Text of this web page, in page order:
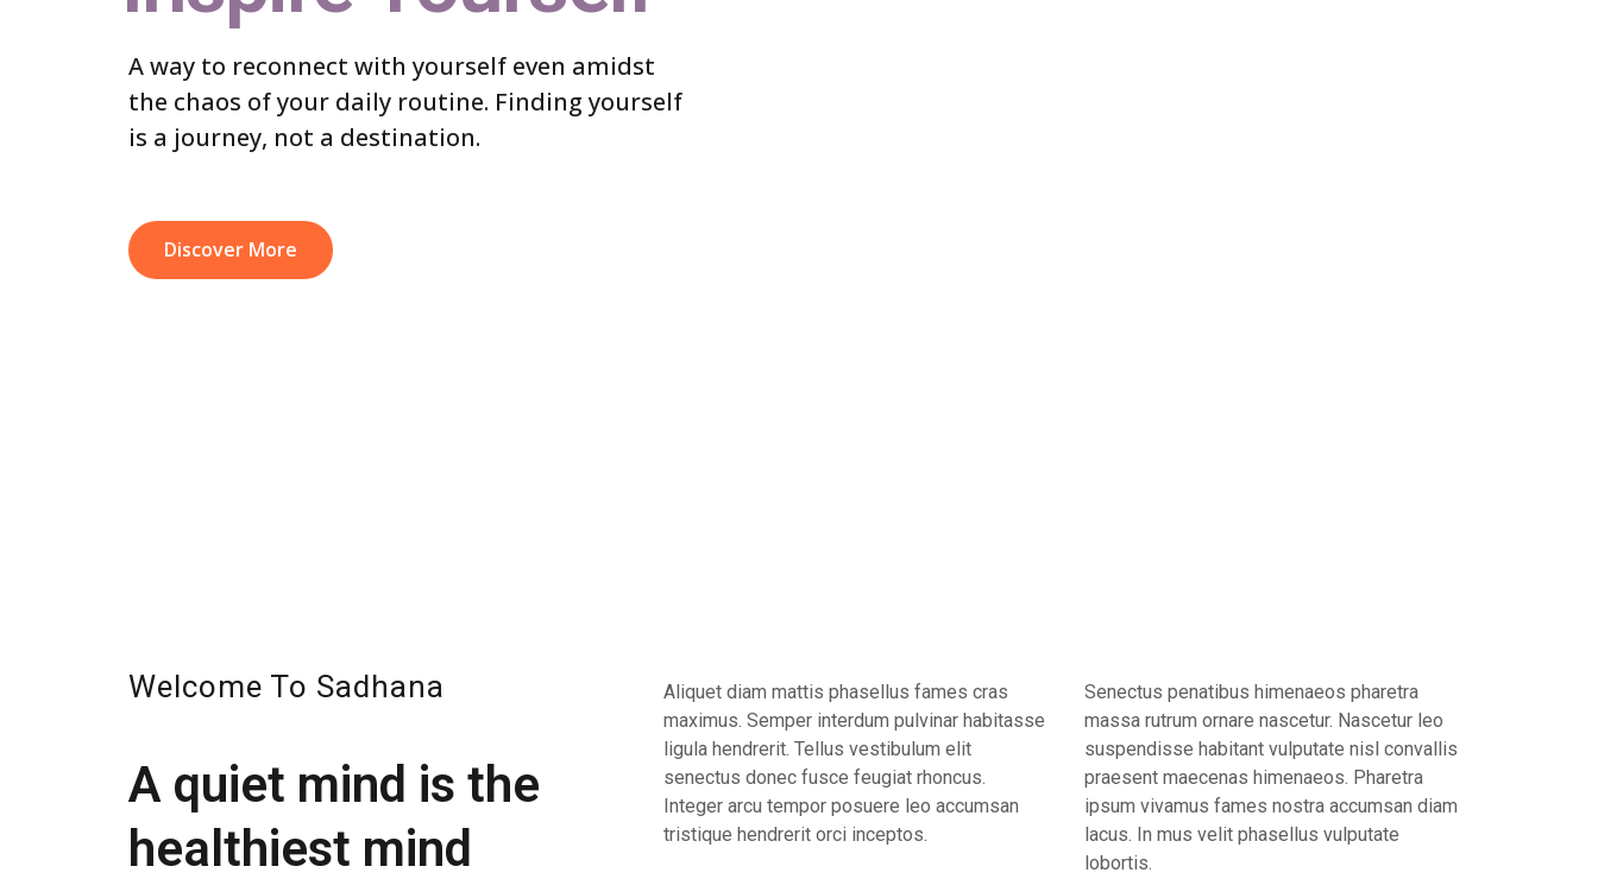
A way to reconnect with yourself even amidst
the chaos of your daily routine. Finding yourself
is a journey, not a destination.
Discover More
Welcome To Sadhana
A quiet mind is the
healthiest mind
Aliquet diam mattis phasellus fames cras
maximus. Semper interdum pulvinar habitasse
ligula hendrerit. Tellus vestibulum elit
senectus donec fusce feugiat rhoncus.
Integer arcu tempor posuere leo accumsan
tristique hendrerit orci inceptos.
Senectus penatibus himenaeos pharetra
massa rutrum ornare nascetur. Nascetur leo
suspendisse habitant vulputate nisl convallis
praesent maecenas himenaeos. Pharetra
ipsum vivamus fames nostra accumsan diam
lacus. In mus velit phasellus vulputate
lobortis.